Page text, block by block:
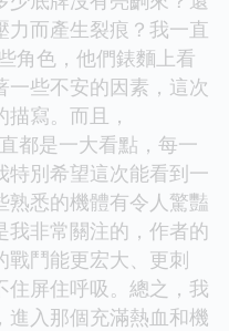
力而產生裂痕？我一直
角色，他們錶麵上看
一些不安的因素，這次
寫。而且，
都是一大看點，每一
特別希望這次能看到一
熟悉的機體有令人驚豔
我非常關注的，作者的
戰鬥能更宏大、更刺
住屏住呼吸。總之，我
進入那個充滿熱血和機